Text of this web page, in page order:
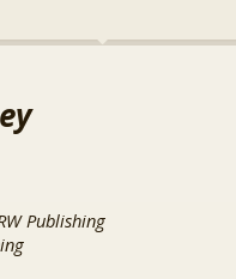
Publishing